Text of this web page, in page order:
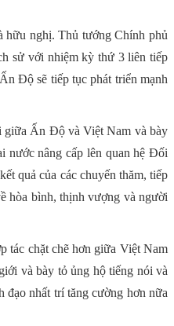
hữu nghị. Thủ tướng Chính phủ
sử với nhiệm kỳ thứ 3 liên tiếp
Độ sẽ tiếp tục phát triển mạnh
giữa Ấn Độ và Việt Nam và bày
nước nâng cấp lên quan hệ Đối
quả của các chuyến thăm, tiếp
hòa bình, thịnh vượng và người
tác chặt chẽ hơn giữa Việt Nam
và bày tỏ ủng hộ tiếng nói và
đạo nhất trí tăng cường hơn nữa